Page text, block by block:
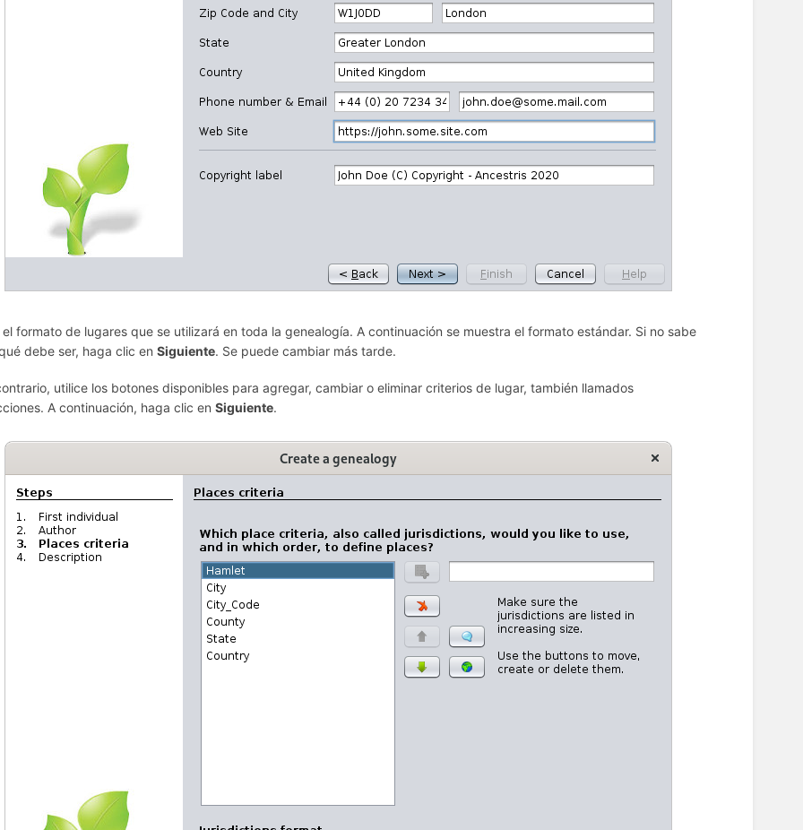
el formato de lugares que se utilizará en toda la genealogía. A continuación se muestra el formato estándar. Si no sabe
debe ser, haga clic en Siguiente. Se puede cambiar más tarde.
utilice los botones disponibles para agregar, cambiar o eliminar criterios de lugar, también llamados
A continuación, haga clic en Siguiente.